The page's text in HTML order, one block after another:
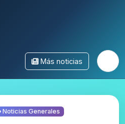
Más noticias
Noticias Generales